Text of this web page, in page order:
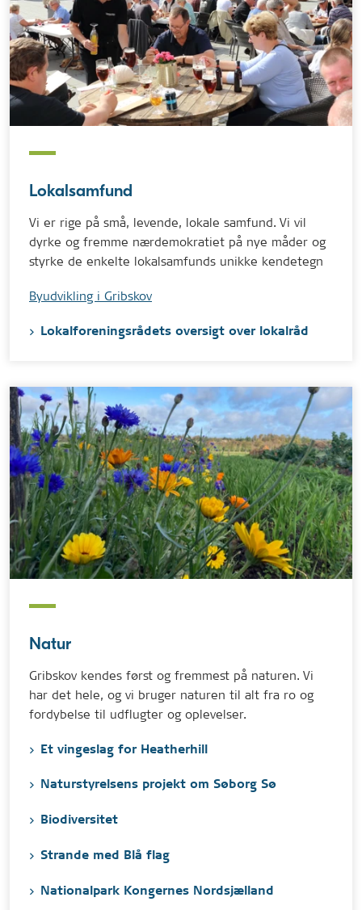
Lokalsamfund
Vi er rige på små, levende, lokale samfund. Vi vil
dyrke og fremme nærdemokratiet på nye måder og
styrke de enkelte lokalsamfunds unikke kendetegn
Byudvikling i Gribskov
Lokalforeningsrådets oversigt over lokalråd
Natur
Gribskov kendes først og fremmest på naturen. Vi
har det hele, og vi bruger naturen til alt fra ro og
fordybelse til udflugter og oplevelser.
Et vingeslag for Heatherhill
Naturstyrelsens projekt om Søborg Sø
Biodiversitet
Strande med Blå flag
Nationalpark Kongernes Nordsjælland